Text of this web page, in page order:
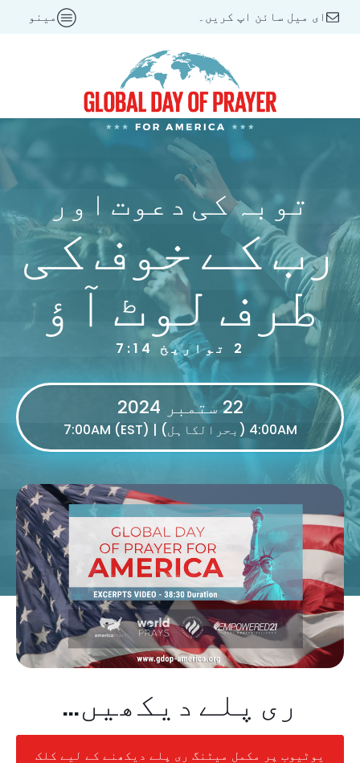
ای میل سائن اپ کریں۔ مینو
توبہ کی دعوت اور
رب کے خوف کی
طرف لوٹ آؤ
2 تواریخ 7:14
22 ستمبر 2024
4:00AM (بحرالکاہل) | 7:00AM (EST)
ری پلے دیکھیں...
یوٹیوب پر مکمل میٹنگ ری پلے دیکھنے کے لیے کلک